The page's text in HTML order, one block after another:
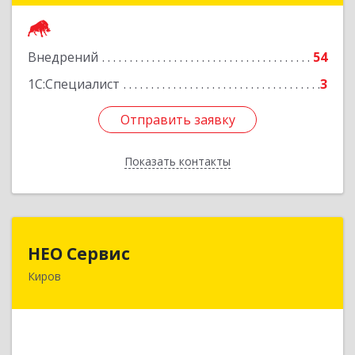
Внедрений
54
1С:Специалист
3
Отправить заявку
Показать контакты
Отправить заявку
Назад
НЕО Сервис
Киров610045, Кировская обл, Киров г, Ульяновская